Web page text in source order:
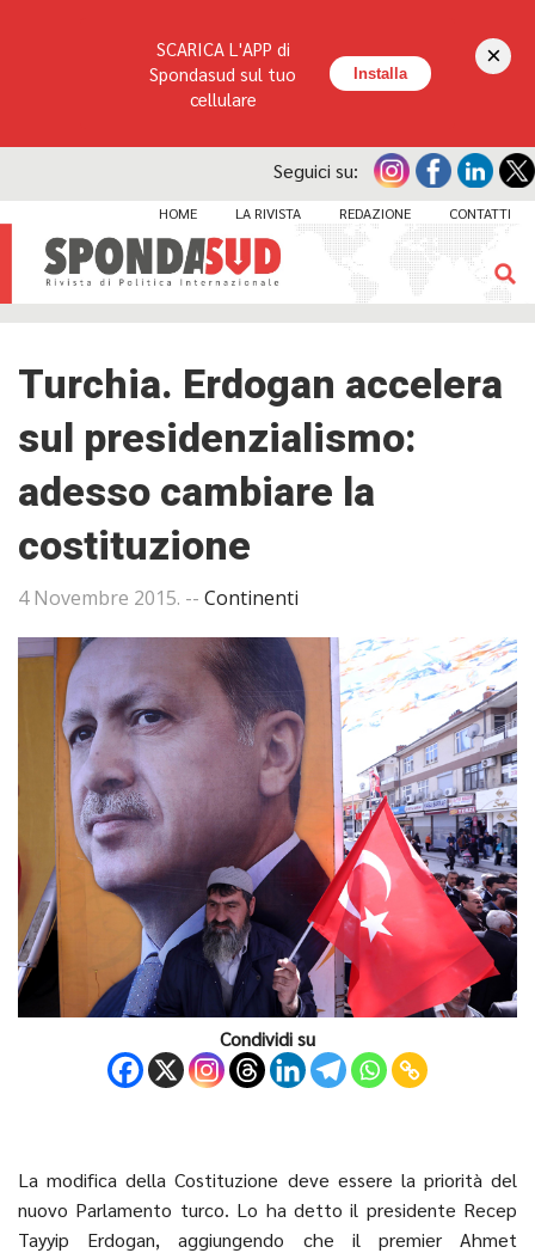
Seguici su:
HOME LA RIVISTA REDAZIONE CONTATTI
Turchia. Erdogan accelera
sul presidenzialismo:
adesso cambiare la
costituzione
4 Novembre 2015. -- Continenti
Condividi su
La modifica della Costituzione deve essere la priorità del
nuovo Parlamento turco. Lo ha detto il presidente Recep
Tayyip Erdogan, aggiungendo che il premier Ahmet
SCARICA L'APP di
Spondasud sul tuo
cellulare
Installa
×